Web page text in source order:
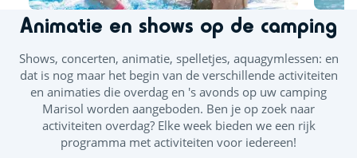
tweedelige lycra zwemkleding toegestaan. Voor mannen zijn
alleen lycra boxershorts, zwembroeken of zwemshorts
Buiten- en binnenzwembad
Buitenzwembad
Glijbaan
Splashzone - Kinderspelletjes
Zonneterras
Animatie en shows op de camping
Shows, concerten, animatie, spelletjes, aquagymlessen: en
dat is nog maar het begin van de verschillende activiteiten
en animaties die overdag en 's avonds op uw camping
Marisol worden aangeboden. Ben je op zoek naar
activiteiten overdag? Elke week bieden we een rijk
programma met activiteiten voor iedereen!